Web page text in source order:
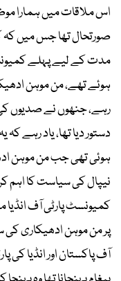
اس ملاقات میں ہمارا
صورتحال تھا جس میں کہ
مدت کے لیے پہلے
ہوئے تھے، من موہن
رہے، جنھوں نے صدیوں
ہوئی تھی جب من موہن
نیپال کی سیاست کا اہم
کمیونسٹ پارٹی آف
پر من موہن ادھیکاری
آف پاکستان اور انڈیا